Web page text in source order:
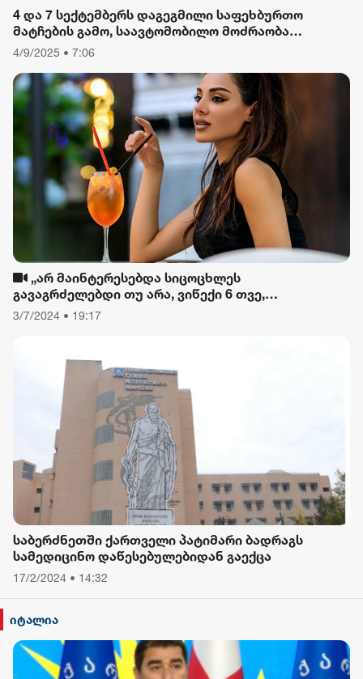
4 და 7 სექტემბერს დაგეგმილი საფეხბურთო
მატჩების გამო, საავტომობილო მოძრაობა
შეიზღუდება
4/9/2025 • 7:06
„არ მაინტერესებდა სიცოცხლეს
გავაგრძელებდი თუ არა, ვიწექი 6 თვე,
დავიწყებული მქონდა კვება, ფიზიკური მოძრაობა“
3/7/2024 • 19:17
საბერძნეთში ქართველი პატიმარი ბადრაგს
სამედიცინო დაწესებულებიდან გაექცა
17/2/2024 • 14:32
იტალია